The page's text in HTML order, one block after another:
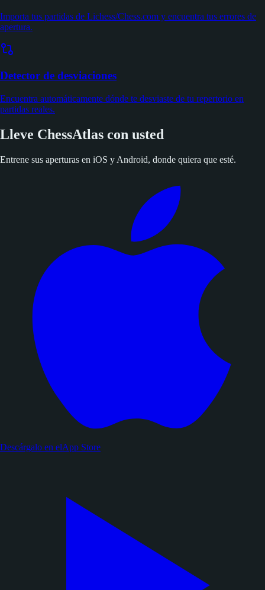
Importa tus partidas de Lichess/Chess.com y encuentra tus errores de
apertura.
Detector de desviaciones
Encuentra automáticamente dónde te desviaste de tu repertorio en
partidas reales.
Lleve ChessAtlas con usted
Entrene sus aperturas en iOS y Android, donde quiera que esté.
Descárgalo en elApp Store